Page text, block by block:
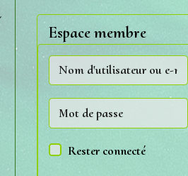
Espace membre
Rester connecté